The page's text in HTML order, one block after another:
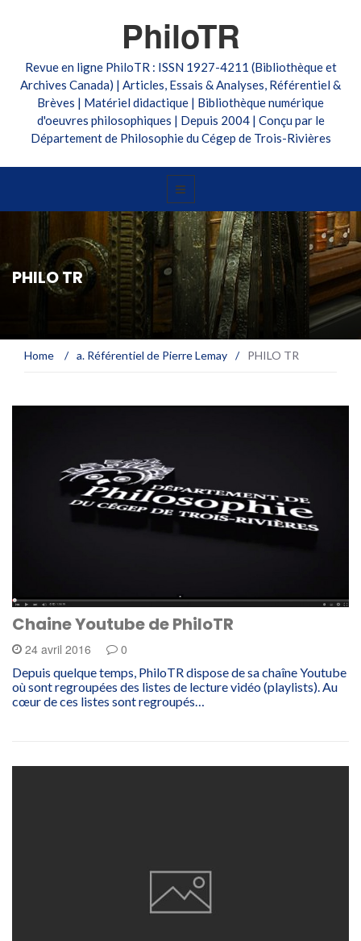
PhiloTR
Revue en ligne PhiloTR : ISSN 1927-4211 (Bibliothèque et
Archives Canada) | Articles, Essais & Analyses, Référentiel &
Brèves | Matériel didactique | Bibliothèque numérique
d'oeuvres philosophiques | Depuis 2004 | Conçu par le
Département de Philosophie du Cégep de Trois-Rivières
PHILO TR
Home / a. Référentiel de Pierre Lemay / PHILO TR
Chaine Youtube de PhiloTR
24 avril 2016 0
Depuis quelque temps, PhiloTR dispose de sa chaîne Youtube
où sont regroupées des listes de lecture vidéo (playlists). Au
cœur de ces listes sont regroupés…